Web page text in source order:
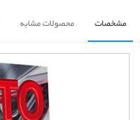
مشخصات محصولات مشابه